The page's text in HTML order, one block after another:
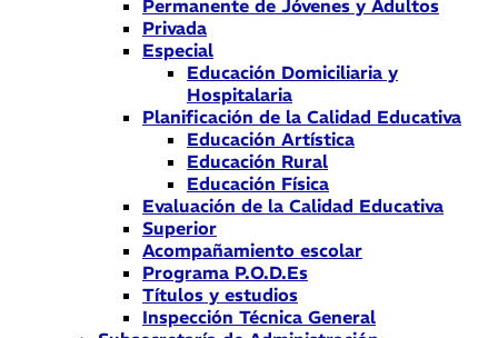
Permanente de Jóvenes y Adultos
Privada
Especial
Educación Domiciliaria y
Hospitalaria
Planificación de la Calidad Educativa
Educación Artística
Educación Rural
Educación Física
Evaluación de la Calidad Educativa
Superior
Acompañamiento escolar
Programa P.O.D.Es
Títulos y estudios
Inspección Técnica General